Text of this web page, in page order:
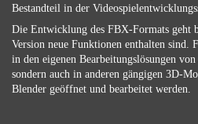
Bestandteil in der
Die Entwicklung des FBX-Formats geht
Version neue Funktionen enthalten sind.
in den eigenen Bearbeitungslösungen
sondern auch in anderen gängigen 3D-
Blender geöffnet und bearbeitet werden.